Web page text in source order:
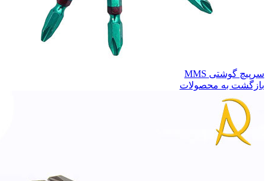
سرپیچ گوشتی MMS
بازگشت به محصولات